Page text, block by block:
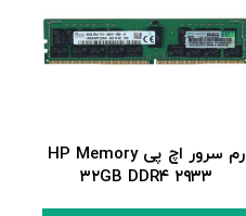
رم سرور اچ پی HP Memory
۳۲GB DDR۴ ۲۹۳۳